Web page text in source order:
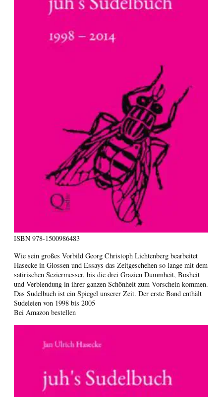
ISBN 978-1500986483
Wie sein großes Vorbild Georg Christoph Lichtenberg bearbeitet
Hasecke in Glossen und Essays das Zeitgeschehen so lange mit dem
satirischen Seziermesser, bis die drei Grazien Dummheit, Bosheit
und Verblendung in ihrer ganzen Schönheit zum Vorschein kommen.
Das Sudelbuch ist ein Spiegel unserer Zeit. Der erste Band enthält
Sudeleien von 1998 bis 2005
Bei Amazon bestellen